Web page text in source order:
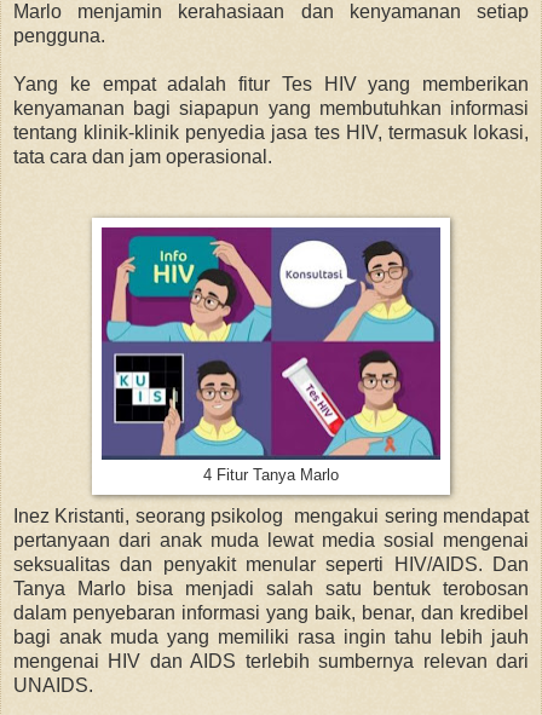
Marlo menjamin kerahasiaan dan kenyamanan setiap
pengguna.
Yang ke empat adalah fitur Tes HIV yang memberikan
kenyamanan bagi siapapun yang membutuhkan informasi
tentang klinik-klinik penyedia jasa tes HIV, termasuk lokasi,
tata cara dan jam operasional.
4 Fitur Tanya Marlo
Inez Kristanti, seorang psikolog mengakui sering mendapat
pertanyaan dari anak muda lewat media sosial mengenai
seksualitas dan penyakit menular seperti HIV/AIDS. Dan
Tanya Marlo bisa menjadi salah satu bentuk terobosan
dalam penyebaran informasi yang baik, benar, dan kredibel
bagi anak muda yang memiliki rasa ingin tahu lebih jauh
mengenai HIV dan AIDS terlebih sumbernya relevan dari
UNAIDS.